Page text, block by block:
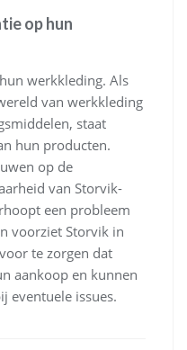
op hun
werkkleding. Als
van werkkleding
staat
hun producten.
op de
van Storvik-
een probleem
voorziet Storvik in
te zorgen dat
aankoop en kunnen
eventuele issues.